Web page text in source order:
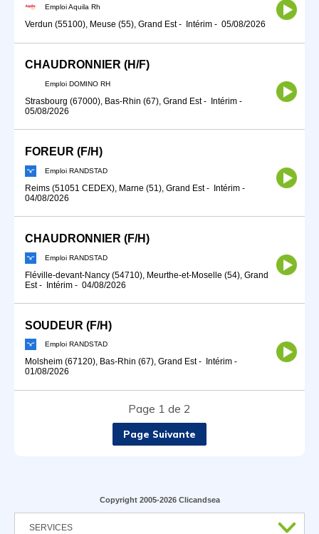
Emploi Aquila Rh
Verdun (55100), Meuse (55), Grand Est- Intérim - 05/08/2026
CHAUDRONNIER (H/F)
Emploi DOMINO RH
Strasbourg (67000), Bas-Rhin (67), Grand Est- Intérim -
05/08/2026
FOREUR (F/H)
Emploi RANDSTAD
Reims (51051 CEDEX), Marne (51), Grand Est- Intérim -
04/08/2026
CHAUDRONNIER (F/H)
Emploi RANDSTAD
Fléville-devant-Nancy (54710), Meurthe-et-Moselle (54), Grand
Est- Intérim - 04/08/2026
SOUDEUR (F/H)
Emploi RANDSTAD
Molsheim (67120), Bas-Rhin (67), Grand Est- Intérim -
01/08/2026
Page 1 de 2
Page Suivante
Copyright 2005-2026 Clicandsea
SERVICES